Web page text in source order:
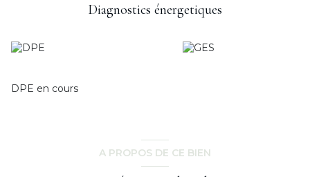
Diagnostics énergetiques
DPE en cours
A PROPOS DE CE BIEN